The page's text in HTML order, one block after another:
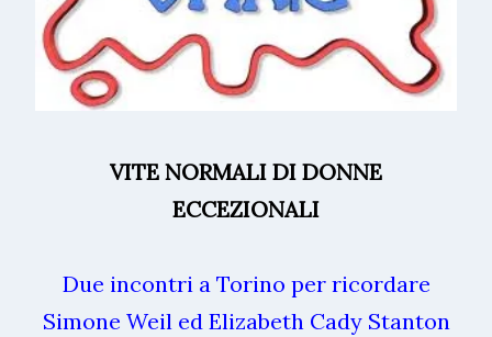
VITE NORMALI DI DONNE
ECCEZIONALI
Due incontri a Torino per ricordare
Simone Weil ed Elizabeth Cady Stanton